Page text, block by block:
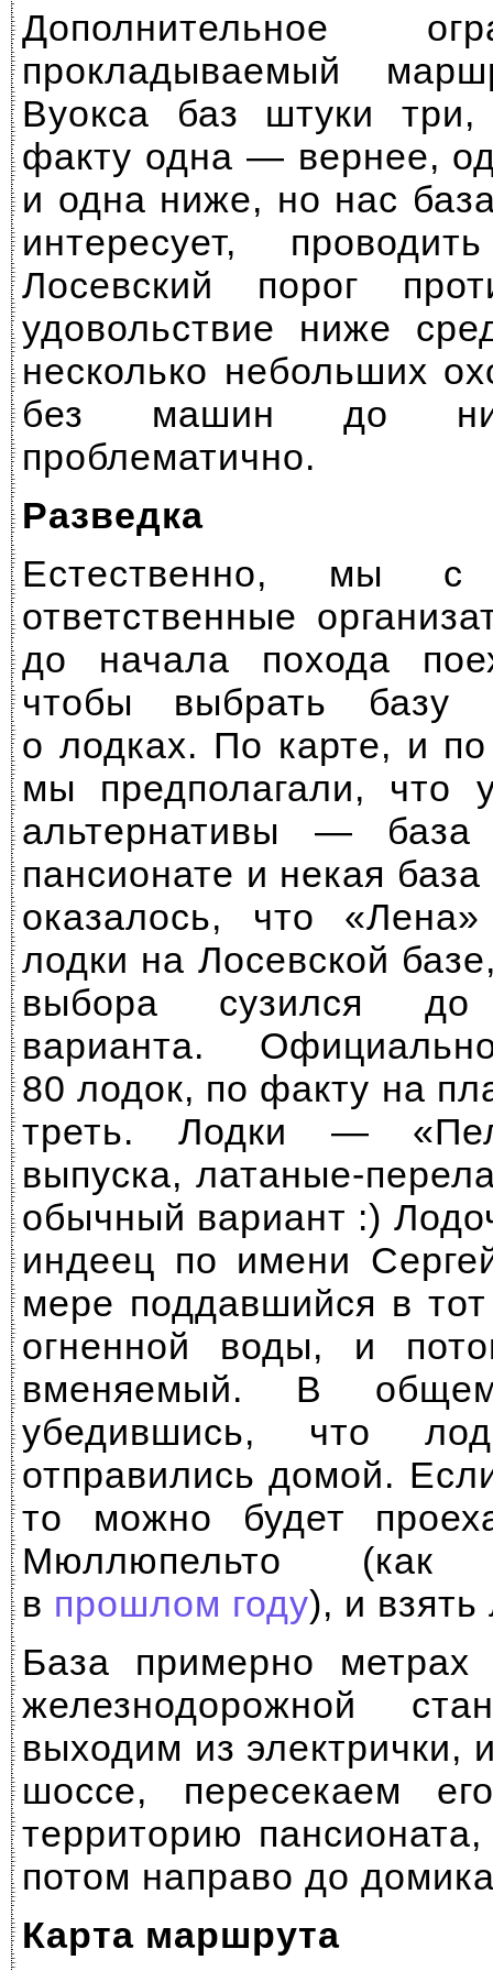
Дополнительное
прокладываемый
Вуокса баз штуки
факту одна — вернее,
и одна ниже, но нас
интересует,
Лосевский порог
удовольствие ниже
несколько небольших
без машин до них
проблематично.
Разведка
Естественно, мы
ответственные
до начала похода
чтобы выбрать базу
о лодках. По карте, и
мы предполагали, что
альтернативы — база
пансионате и некая
оказалось, что
лодки на Лосевской
выбора сузился до
варианта.
80 лодок, по факту на
треть. Лодки —
выпуска, латаные-
обычный вариант :)
индеец по имени
мере поддавшийся в
огненной воды, и
вменяемый. В
убедившись, что
отправились домой.
то можно будет
Мюллюпельто
в прошлом году), и
База примерно
железнодорожной
выходим из электрички,
шоссе, пересекаем
территорию
потом направо до
Карта маршрута